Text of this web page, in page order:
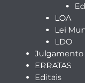
LOA
Lei
LDO
Julgamento
ERRATAS
Editais